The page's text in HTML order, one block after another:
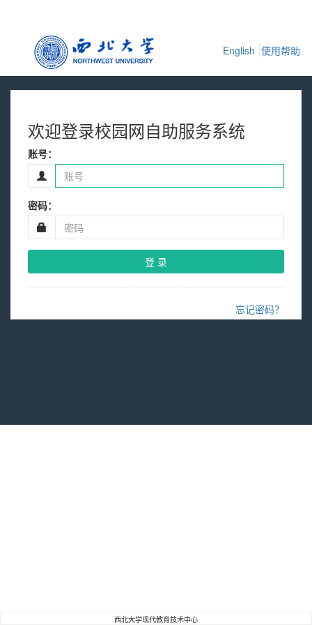
English 使用帮助
欢迎登录校园网自助服务系统
账号：
密码：
登 录
忘记密码？
西北大学现代教育技术中心